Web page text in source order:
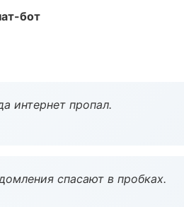
бот
интернет пропал.
спасают в пробках.